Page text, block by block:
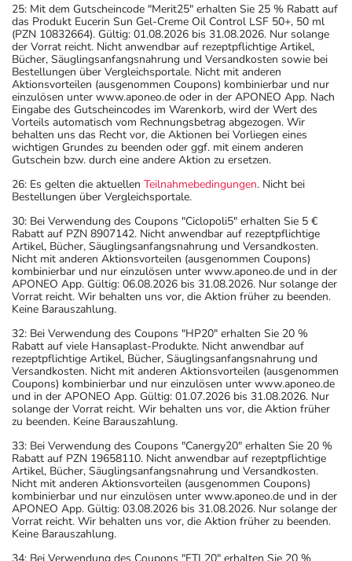
25: Mit dem Gutscheincode "Merit25" erhalten Sie 25 % Rabatt auf
das Produkt Eucerin Sun Gel-Creme Oil Control LSF 50+, 50 ml
(PZN 10832664). Gültig: 01.08.2026 bis 31.08.2026. Nur solange
der Vorrat reicht. Nicht anwendbar auf rezeptpflichtige Artikel,
Bücher, Säuglingsanfangsnahrung und Versandkosten sowie bei
Bestellungen über Vergleichsportale. Nicht mit anderen
Aktionsvorteilen (ausgenommen Coupons) kombinierbar und nur
einzulösen unter www.aponeo.de oder in der APONEO App. Nach
Eingabe des Gutscheincodes im Warenkorb, wird der Wert des
Vorteils automatisch vom Rechnungsbetrag abgezogen. Wir
behalten uns das Recht vor, die Aktionen bei Vorliegen eines
wichtigen Grundes zu beenden oder ggf. mit einem anderen
Gutschein bzw. durch eine andere Aktion zu ersetzen.
26: Es gelten die aktuellen Teilnahmebedingungen. Nicht bei
Bestellungen über Vergleichsportale.
30: Bei Verwendung des Coupons "Ciclopoli5" erhalten Sie 5 €
Rabatt auf PZN 8907142. Nicht anwendbar auf rezeptpflichtige
Artikel, Bücher, Säuglingsanfangsnahrung und Versandkosten.
Nicht mit anderen Aktionsvorteilen (ausgenommen Coupons)
kombinierbar und nur einzulösen unter www.aponeo.de und in der
APONEO App. Gültig: 06.08.2026 bis 31.08.2026. Nur solange der
Vorrat reicht. Wir behalten uns vor, die Aktion früher zu beenden.
Keine Barauszahlung.
32: Bei Verwendung des Coupons "HP20" erhalten Sie 20 %
Rabatt auf viele Hansaplast-Produkte. Nicht anwendbar auf
rezeptpflichtige Artikel, Bücher, Säuglingsanfangsnahrung und
Versandkosten. Nicht mit anderen Aktionsvorteilen (ausgenommen
Coupons) kombinierbar und nur einzulösen unter www.aponeo.de
und in der APONEO App. Gültig: 01.07.2026 bis 31.08.2026. Nur
solange der Vorrat reicht. Wir behalten uns vor, die Aktion früher
zu beenden. Keine Barauszahlung.
33: Bei Verwendung des Coupons "Canergy20" erhalten Sie 20 %
Rabatt auf PZN 19658110. Nicht anwendbar auf rezeptpflichtige
Artikel, Bücher, Säuglingsanfangsnahrung und Versandkosten.
Nicht mit anderen Aktionsvorteilen (ausgenommen Coupons)
kombinierbar und nur einzulösen unter www.aponeo.de und in der
APONEO App. Gültig: 03.08.2026 bis 31.08.2026. Nur solange der
Vorrat reicht. Wir behalten uns vor, die Aktion früher zu beenden.
Keine Barauszahlung.